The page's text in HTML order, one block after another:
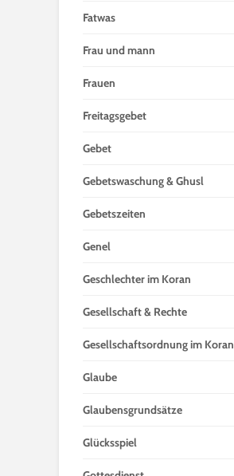
Fatwas
Frau und mann
Frauen
Freitagsgebet
Gebet
Gebetswaschung & Ghusl
Gebetszeiten
Genel
Geschlechter im Koran
Gesellschaft & Rechte
Gesellschaftsordnung im Koran
Glaube
Glaubensgrundsätze
Glücksspiel